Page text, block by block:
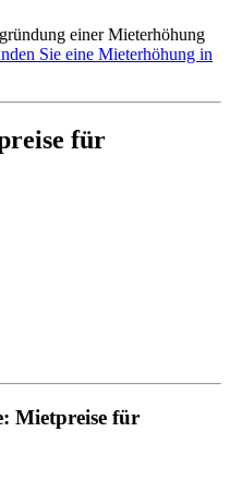
einer Mieterhöhung
Sie eine Mieterhöhung in
für
Mietpreise für